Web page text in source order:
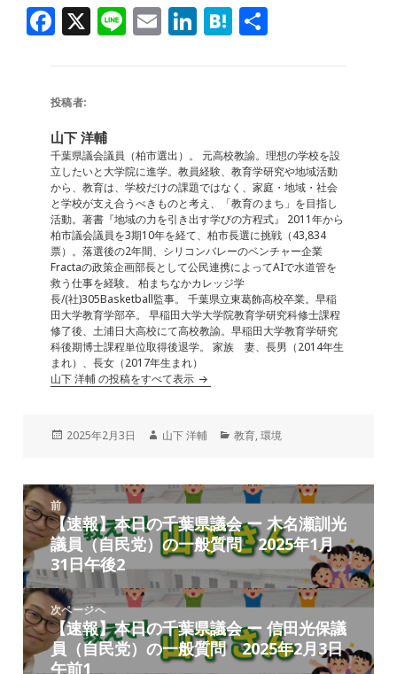
F
e
b
o
o
k
X Li E Li
n
H
投稿者:
山下 洋輔
千葉県議会議員（柏市選出）。 元高校教諭。理想の学校を設
立したいと大学院に進学。教員経験、教育学研究や地域活動
から、教育は、学校だけの課題ではなく、家庭・地域・社会
と学校が支え合うべきものと考え、「教育のまち」を目指し
活動。著書『地域の力を引き出す学びの方程式』 2011年から
柏市議会議員を3期10年を経て、柏市長選に挑戦（43,834
票）。落選後の2年間、シリコンバレーのベンチャー企業
Fractaの政策企画部長として公民連携によってAIで水道管を
救う仕事を経験。 柏まちなかカレッジ学
長/(社)305Basketball監事。 千葉県立東葛飾高校卒業。早稲
田大学教育学部卒。 早稲田大学大学院教育学研究科修士課程
修了後、土浦日大高校にて高校教諭。早稲田大学教育学研究
科後期博士課程単位取得後退学。 家族 妻、長男（2014年生
まれ）、長女（2017年生まれ）
山下 洋輔 の投稿をすべて表示
投
2025年2月3日
作
山下 洋輔
カ
リ
教育,環境
投
稿
ナ
ビ
ゲ
ー
シ
ョ
ン
前
前
の
投
稿:
【速報】本日の千葉県議会 ー 木名瀬訓光
議員（自民党）の一般質問 2025年1月
31日午後2
次ページへ
次
の
投
【速報】本日の千葉県議会 ー 信田光保議
員（自民党）の一般質問 2025年2月3日
午前1